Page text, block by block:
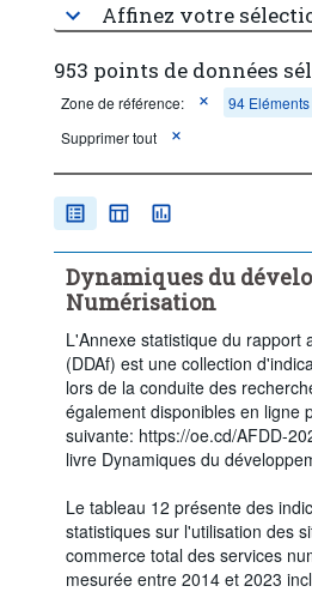
Affinez votre
953 points de données
Zone de référence: 94 Eléments
Supprimer tout
Dynamiques du
Numérisation
L'Annexe statistique du rapport
(DDAf) est une collection
lors de la conduite des
également disponibles en ligne
suivante: https://oe.cd/AFDD-
livre Dynamiques du
Le tableau 12 présente des
statistiques sur l'utilisation des
commerce total des services
mesurée entre 2014 et 2023